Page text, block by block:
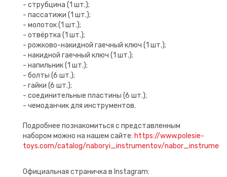
- струбцина (1 шт.);
- пассатижи (1 шт.);
- молоток (1 шт.);
- отвёртка (1 шт.);
- рожково-накидной гаечный ключ (1 шт.);
- накидной гаечный ключ (1 шт.);
- напильник (1 шт.);
- болты (6 шт.);
- гайки (6 шт.);
- соединительные пластины (6 шт.);
- чемоданчик для инструментов.
Подробнее познакомиться с представленным
набором можно на нашем сайте: https://www.polesie-
toys.com/catalog/naboryi_instrumentov/
Официальная страничка в Instagram: